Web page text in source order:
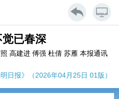
已春深
高建进 傅强 杜倩 苏雁 本报通讯
明日报》（2026年04月25日 01版）